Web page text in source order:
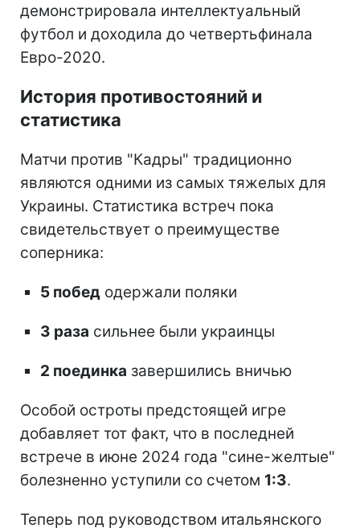
демонстрировала интеллектуальный
футбол и доходила до четвертьфинала
Евро-2020.
История противостояний и
статистика
Матчи против "Кадры" традиционно
являются одними из самых тяжелых для
Украины. Статистика встреч пока
свидетельствует о преимуществе
соперника:
5 побед одержали поляки
3 раза сильнее были украинцы
2 поединка завершились вничью
Особой остроты предстоящей игре
добавляет тот факт, что в последней
встрече в июне 2024 года "сине-желтые"
болезненно уступили со счетом 1:3.
Теперь под руководством итальянского